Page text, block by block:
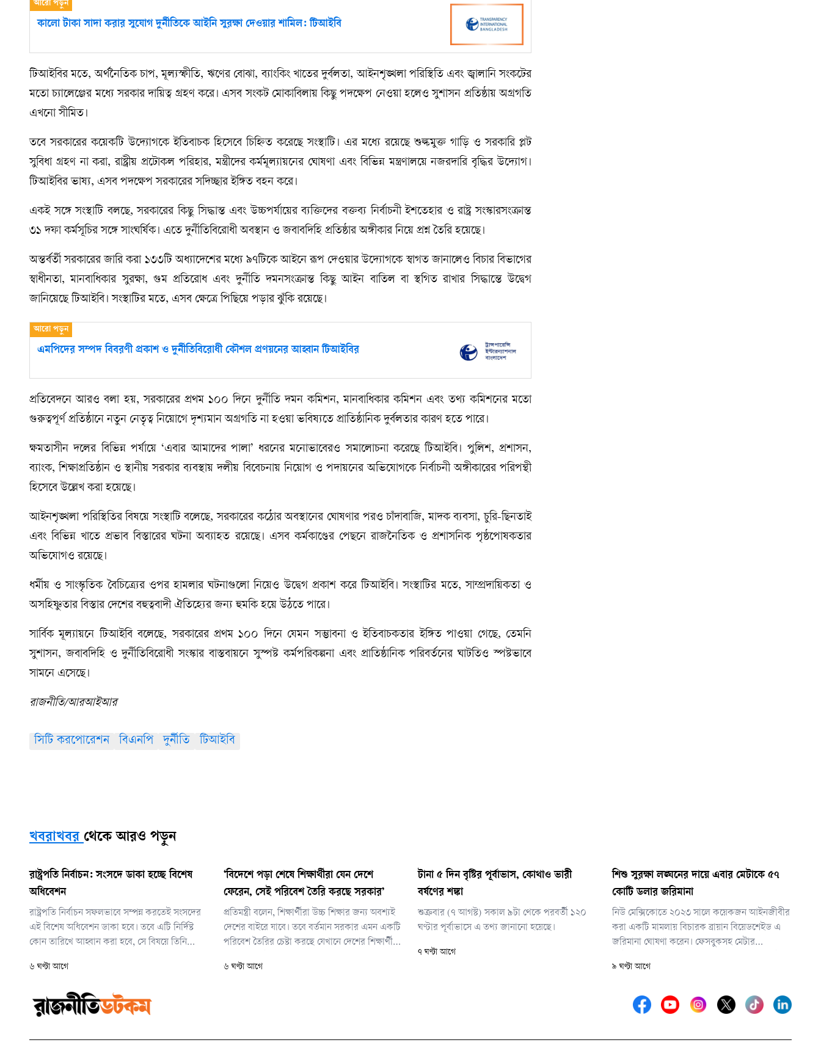
কালো টাকা সাদা করার সুযোগ দুর্নীতিকে আইনি সুরক্ষা দেওয়ার শামিল: টিআইবি
টিআইবির মতে, অর্থনৈতিক চাপ, মূল্যস্ফীতি, ঋণের বোঝা, ব্যাংকিং খাতের দুর্বলতা, আইনশৃঙ্খলা পরিস্থিতি এবং জ্বালানি সংকটের
মতো চ্যালেঞ্জের মধ্যে সরকার দায়িত্ব গ্রহণ করে। এসব সংকট মোকাবিলায় কিছু পদক্ষেপ নেওয়া হলেও সুশাসন প্রতিষ্ঠায় অগ্রগতি
এখনো সীমিত।
তবে সরকারের কয়েকটি উদ্যোগকে ইতিবাচক হিসেবে চিহ্নিত করেছে সংস্থাটি। এর মধ্যে রয়েছে শুল্কমুক্ত গাড়ি ও সরকারি প্লট
সুবিধা গ্রহণ না করা, রাষ্ট্রীয় প্রটোকল পরিহার, মন্ত্রীদের কর্মমূল্যায়নের ঘোষণা এবং বিভিন্ন মন্ত্রণালয়ে নজরদারি বৃদ্ধির উদ্যোগ।
টিআইবির ভাষ্য, এসব পদক্ষেপ সরকারের সদিচ্ছার ইঙ্গিত বহন করে।
একই সঙ্গে সংস্থাটি বলছে, সরকারের কিছু সিদ্ধান্ত এবং উচ্চপর্যায়ের ব্যক্তিদের বক্তব্য নির্বাচনী ইশতেহার ও রাষ্ট্র সংস্কারসংক্রান্ত
৩১ দফা কর্মসূচির সঙ্গে সাংঘর্ষিক। এতে দুর্নীতিবিরোধী অবস্থান ও জবাবদিহি প্রতিষ্ঠার অঙ্গীকার নিয়ে প্রশ্ন তৈরি হয়েছে।
অন্তর্বর্তী সরকারের জারি করা ১৩৩টি অধ্যাদেশের মধ্যে ৯৭টিকে আইনে রূপ দেওয়ার উদ্যোগকে স্বাগত জানালেও বিচার বিভাগের
স্বাধীনতা, মানবাধিকার সুরক্ষা, গুম প্রতিরোধ এবং দুর্নীতি দমনসংক্রান্ত কিছু আইন বাতিল বা স্থগিত রাখার সিদ্ধান্তে উদ্বেগ
জানিয়েছে টিআইবি। সংস্থাটির মতে, এসব ক্ষেত্রে পিছিয়ে পড়ার ঝুঁকি রয়েছে।
এমপিদের সম্পদ বিবরণী প্রকাশ ও দুর্নীতিবিরোধী কৌশল প্রণয়নের আহ্বান টিআইবির
প্রতিবেদনে আরও বলা হয়, সরকারের প্রথম ১০০ দিনে দুর্নীতি দমন কমিশন, মানবাধিকার কমিশন এবং তথ্য কমিশনের মতো
গুরুত্বপূর্ণ প্রতিষ্ঠানে নতুন নেতৃত্ব নিয়োগে দৃশ্যমান অগ্রগতি না হওয়া ভবিষ্যতে প্রাতিষ্ঠানিক দুর্বলতার কারণ হতে পারে।
ক্ষমতাসীন দলের বিভিন্ন পর্যায়ে ‘এবার আমাদের পালা’ ধরনের মনোভাবেরও সমালোচনা করেছে টিআইবি। পুলিশ, প্রশাসন,
ব্যাংক, শিক্ষাপ্রতিষ্ঠান ও স্থানীয় সরকার ব্যবস্থায় দলীয় বিবেচনায় নিয়োগ ও পদায়নের অভিযোগকে নির্বাচনী অঙ্গীকারের পরিপন্থী
হিসেবে উল্লেখ করা হয়েছে।
আইনশৃঙ্খলা পরিস্থিতির বিষয়ে সংস্থাটি বলেছে, সরকারের কঠোর অবস্থানের ঘোষণার পরও চাঁদাবাজি, মাদক ব্যবসা, চুরি-ছিনতাই
এবং বিভিন্ন খাতে প্রভাব বিস্তারের ঘটনা অব্যাহত রয়েছে। এসব কর্মকাণ্ডের পেছনে রাজনৈতিক ও প্রশাসনিক পৃষ্ঠপোষকতার
অভিযোগও রয়েছে।
ধর্মীয় ও সাংস্কৃতিক বৈচিত্র্যের ওপর হামলার ঘটনাগুলো নিয়েও উদ্বেগ প্রকাশ করে টিআইবি। সংস্থাটির মতে, সাম্প্রদায়িকতা ও
অসহিষ্ণুতার বিস্তার দেশের বহুত্ববাদী ঐতিহ্যের জন্য হুমকি হয়ে উঠতে পারে।
সার্বিক মূল্যায়নে টিআইবি বলেছে, সরকারের প্রথম ১০০ দিনে যেমন সম্ভাবনা ও ইতিবাচকতার ইঙ্গিত পাওয়া গেছে, তেমনি
সুশাসন, জবাবদিহি ও দুর্নীতিবিরোধী সংস্কার বাস্তবায়নে সুস্পষ্ট কর্মপরিকল্পনা এবং প্রাতিষ্ঠানিক পরিবর্তনের ঘাটতিও স্পষ্টভাবে
সামনে এসেছে।
রাজনীতি/আরআইআর
সিটি করপোরেশন বিএনপি দুর্নীতি টিআইবি
খবরাখবর থেকে আরও পড়ুন
রাষ্ট্রপতি নির্বাচন: সংসদে ডাকা হচ্ছে বিশেষ
অধিবেশন
রাষ্ট্রপতি নির্বাচন সফলভাবে সম্পন্ন করতেই সংসদের
এই বিশেষ অধিবেশন ডাকা হবে। তবে এটি নির্দিষ্ট
কোন তারিখে আহ্বান করা হবে, সে বিষয়ে তিনি
৬ ঘণ্টা আগে
‘বিদেশে পড়া শেষে শিক্ষার্থীরা যেন দেশে
ফেরেন, সেই পরিবেশ তৈরি করছে সরকার’
প্রতিমন্ত্রী বলেন, শিক্ষার্থীরা উচ্চ শিক্ষার জন্য অবশ্যই
দেশের বাইরে যাবে। তবে বর্তমান সরকার এমন একটি
পরিবেশ তৈরির চেষ্টা করছে যেখানে দেশের শিক্ষার্থীরা
৬ ঘণ্টা আগে
টানা ৫ দিন বৃষ্টির পূর্বাভাস, কোথাও ভারী
বর্ষণের শঙ্কা
শুক্রবার (৭ আগস্ট) সকাল ৯টা থেকে পরবর্তী ১২০
ঘণ্টার পূর্বাভাসে এ তথ্য জানানো হয়েছে।
৭ ঘণ্টা আগে
শিশু সুরক্ষা লঙ্ঘনের দায়ে এবার মেটাকে ৫৭
কোটি ডলার জরিমানা
নিউ মেক্সিকোতে ২০২৩ সালে কয়েকজন আইনজীবীর
করা একটি মামলায় বিচারক ব্রায়ান বিয়েডশেইড এ
জরিমানা ঘোষণা করেন। ফেসবুকসহ মেটার
উত্তেজক উপাদান ও যৌন শিকারীদের সংস্পর্শে
দাবি করা হয়েছিল মামলায়।
৯ ঘণ্টা আগে